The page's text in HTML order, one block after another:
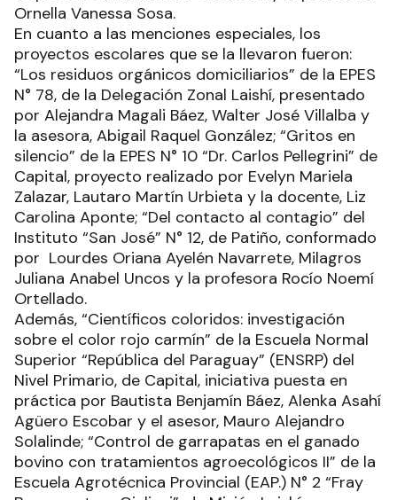
Ornella Vanessa Sosa.
En cuanto a las menciones especiales, los
proyectos escolares que se la llevaron fueron:
“Los residuos orgánicos domiciliarios” de la EPES
N° 78, de la Delegación Zonal Laishí, presentado
por Alejandra Magali Báez, Walter José Villalba y
la asesora, Abigail Raquel González; “Gritos en
silencio” de la EPES N° 10 “Dr. Carlos Pellegrini” de
Capital, proyecto realizado por Evelyn Mariela
Zalazar, Lautaro Martín Urbieta y la docente, Liz
Carolina Aponte; “Del contacto al contagio” del
Instituto “San José” N° 12, de Patiño, conformado
por Lourdes Oriana Ayelén Navarrete, Milagros
Juliana Anabel Uncos y la profesora Rocío Noemí
Ortellado.
Además, “Científicos coloridos: investigación
sobre el color rojo carmín” de la Escuela Normal
Superior “República del Paraguay” (ENSRP) del
Nivel Primario, de Capital, iniciativa puesta en
práctica por Bautista Benjamín Báez, Alenka Asahí
Agüero Escobar y el asesor, Mauro Alejandro
Solalinde; “Control de garrapatas en el ganado
bovino con tratamientos agroecológicos II” de la
Escuela Agrotécnica Provincial (EAP.) N° 2 “Fray